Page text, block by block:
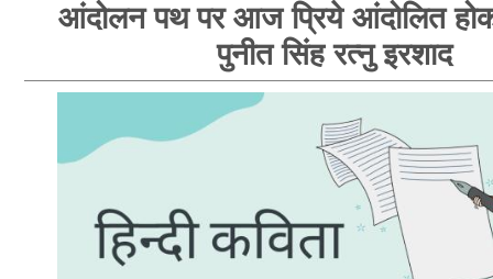
आंदोलन पथ पर आज प्रिये आंदोलित
पुनीत सिंह रत्नु इरशाद